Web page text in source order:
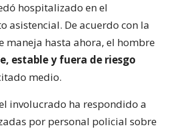
hospitalizado en el
asistencial. De acuerdo con la
maneja hasta ahora, el hombre
estable y fuera de riesgo
medio.
involucrado ha respondido a
por personal policial sobre